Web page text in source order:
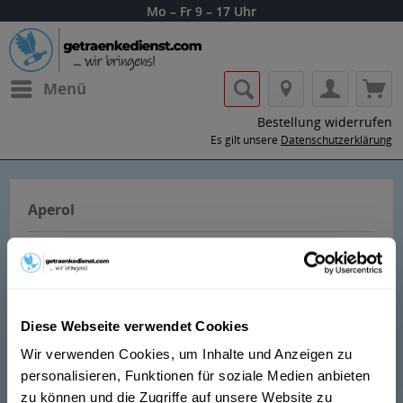
Diese Webseite verwendet Cookies
Wir verwenden Cookies, um Inhalte und Anzeigen zu
personalisieren, Funktionen für soziale Medien anbieten
zu können und die Zugriffe auf unsere Website zu
Mo – Fr 9 – 17 Uhr
Menü
Bestellung widerrufen
Es gilt unsere Datenschutzerklärung
Aperol
Lass dir die Getränke von Aperol nach
Hause oder ins Büro liefern.